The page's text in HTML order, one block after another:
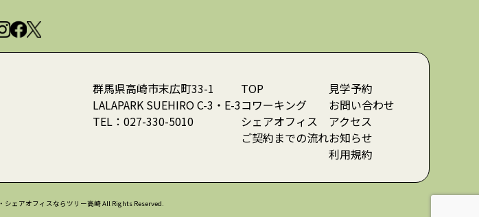
群馬県高崎市末広町33-1
LALAPARK SUEHIRO C-3・E-3
TEL： 027-330-5010
TOP
コワーキング
シェアオフィス
ご契約までの流れ
見学予約
お問い合わせ
アクセス
お知らせ
利用規約
シェアオフィスならツリー高崎 All Rights Reserved.